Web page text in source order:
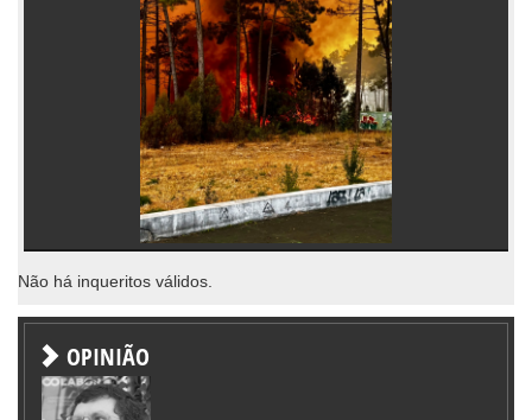
Não há inqueritos válidos.
OPINIÃO